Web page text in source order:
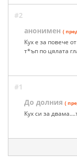
#2
анонимен (
Кух е за повече
т*ъп по цялата
#1
До долния (
Кух си за